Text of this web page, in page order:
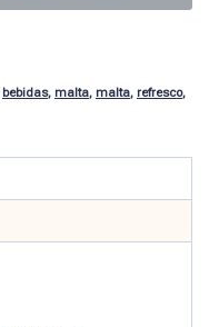
bebidas, malta, malta, refresco,